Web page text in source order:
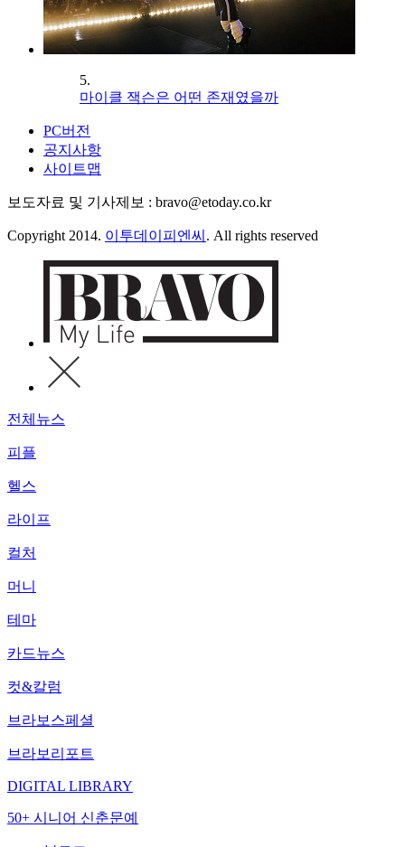
5.
마이클 잭슨은 어떤 존재였을까
PC버전
공지사항
사이트맵
보도자료 및 기사제보 : bravo@etoday.co.kr
Copyright 2014. 이투데이피엔씨 . All rights reserved
전체뉴스
피플
헬스
라이프
컬처
머니
테마
카드뉴스
컷&칼럼
브라보스페셜
브라보리포트
DIGITAL LIBRARY
50+ 시니어 신춘문예